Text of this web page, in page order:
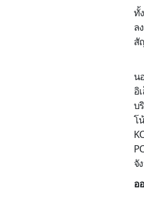
ทั้
ล
สั
น
อิ
บ
โ
จั
อ